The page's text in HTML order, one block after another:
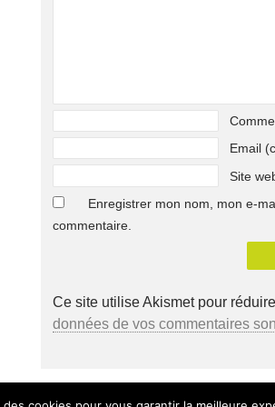
Email
Site
Enregistrer mon nom, mon e-
commentaire.
Ce site utilise Akismet pour
données de vos commentaires